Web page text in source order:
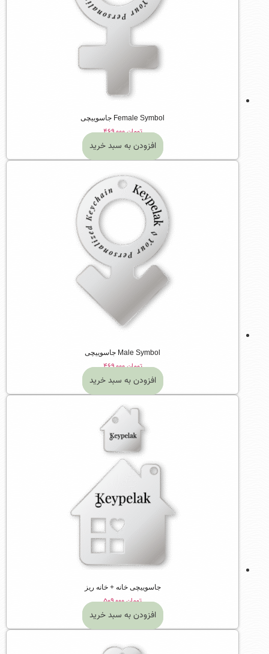
Female Symbol جاسوییچی
تومان۴۶۹,۰۰۰
افزودن به سبد خرید
Male Symbol جاسوییچی
تومان۴۶۹,۰۰۰
افزودن به سبد خرید
جاسوییچی خانه + خانه ریز
تومان۵۰۹,۰۰۰
افزودن به سبد خرید